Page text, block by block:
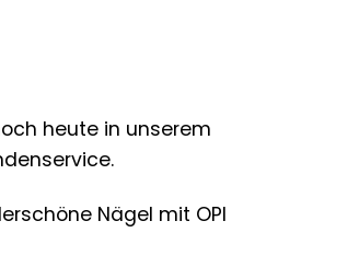
heute in unserem
Nägel mit OPI